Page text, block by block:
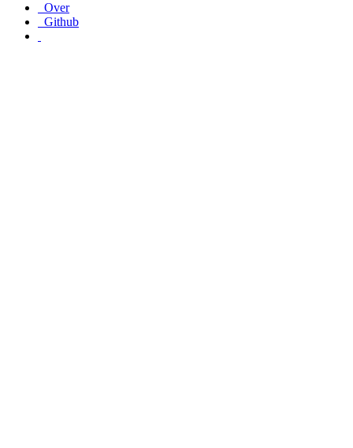
Over
Github